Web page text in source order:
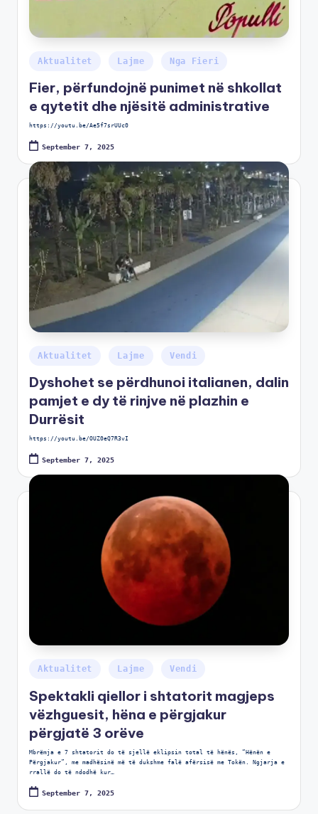
Aktualitet Lajme Nga Fieri
Fier, përfundojnë punimet në shkollat
e qytetit dhe njësitë administrative
https://youtu.be/Ae5f7srUUc0
September 7, 2025
Aktualitet Lajme Vendi
Dyshohet se përdhunoi italianen, dalin
pamjet e dy të rinjve në plazhin e
Durrësit
https://youtu.be/OUZ0eQ7R3vI
September 7, 2025
Aktualitet Lajme Vendi
Spektakli qiellor i shtatorit magjeps
vëzhguesit, hëna e përgjakur
përgjatë 3 orëve
Mbrëmja e 7 shtatorit do të sjellë eklipsin total të hënës, “Hënën e
Përgjakur”, me madhësinë më të dukshme falë afërsisë me Tokën. Ngjarja e
rrallë do të ndodhë kur…
September 7, 2025